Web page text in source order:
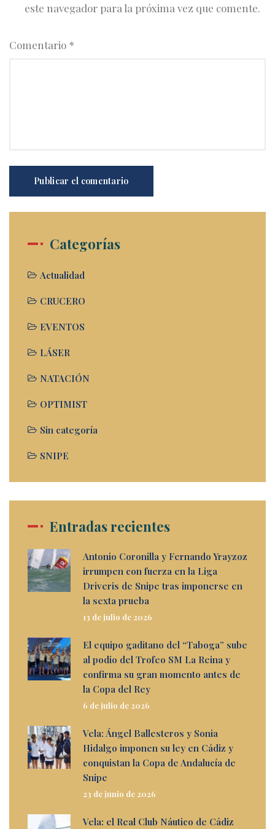
este navegador para la próxima vez que comente.
Comentario *
Categorías
Actualidad
CRUCERO
EVENTOS
LÁSER
NATACIÓN
OPTIMIST
Sin categoría
SNIPE
Entradas recientes
Antonio Coronilla y Fernando Yrayzoz
irrumpen con fuerza en la Liga
Driveris de Snipe tras imponerse en
la sexta prueba
13 de julio de 2026
El equipo gaditano del “Taboga” sube
al podio del Trofeo SM La Reina y
confirma su gran momento antes de
la Copa del Rey
6 de julio de 2026
Vela: Ángel Ballesteros y Sonia
Hidalgo imponen su ley en Cádiz y
conquistan la Copa de Andalucía de
Snipe
23 de junio de 2026
Vela: el Real Club Náutico de Cádiz